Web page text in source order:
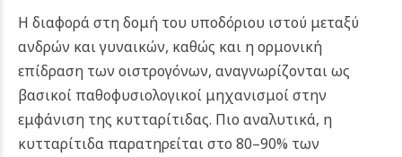
Η διαφορά στη δομή του υποδόριου ιστού μεταξύ
ανδρών και γυναικών, καθώς και η ορμονική
επίδραση των οιστρογόνων, αναγνωρίζονται ως
βασικοί παθοφυσιολογικοί μηχανισμοί στην
εμφάνιση της κυτταρίτιδας. Πιο αναλυτικά, η
κυτταρίτιδα παρατηρείται στο 80–90% των